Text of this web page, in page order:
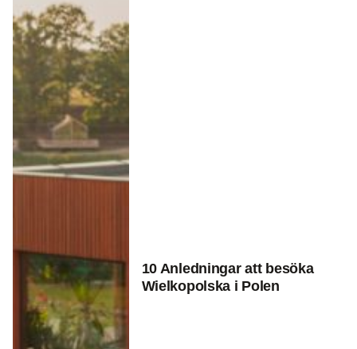
10 Anledningar att besöka
Wielkopolska i Polen